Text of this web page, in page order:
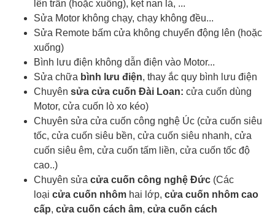
lên trần (hoặc xuống), kẹt nan lá, ...
Sửa Motor không chạy, chạy không đều...
Sửa Remote bấm cửa không chuyển động lên (hoặc
xuống)
Bình lưu điện không dẫn điện vào Motor...
Sửa chữa bình lưu điện, thay ắc quy bình lưu điện
Chuyên sửa cửa cuốn Đài Loan: cửa cuốn dùng
Motor, cửa cuốn lò xo kéo)
Chuyên sửa cửa cuốn công nghệ Úc (cửa cuốn siêu
tốc, cửa cuốn siêu bền, cửa cuốn siêu nhanh, cửa
cuốn siêu êm, cửa cuốn tấm liền, cửa cuốn tốc độ
cao..)
Chuyên sửa cửa cuốn công nghệ Đức (Các
loại cửa cuốn nhôm hai lớp, cửa cuốn nhôm cao
cấp, cửa cuốn cách âm, cửa cuốn cách